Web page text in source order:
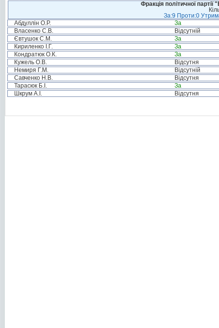
Фракція політичної
За:9 Проти:0
Абдуллін О.Р.
За
Власенко С.В.
Відсутній
Євтушок С.М.
За
Кириленко І.Г.
За
Кондратюк О.К.
За
Кужель О.В.
Відсутня
Немиря Г.М.
Відсутній
Савченко Н.В.
Відсутня
Тарасюк Б.І.
За
Шкрум А.І.
Відсутня